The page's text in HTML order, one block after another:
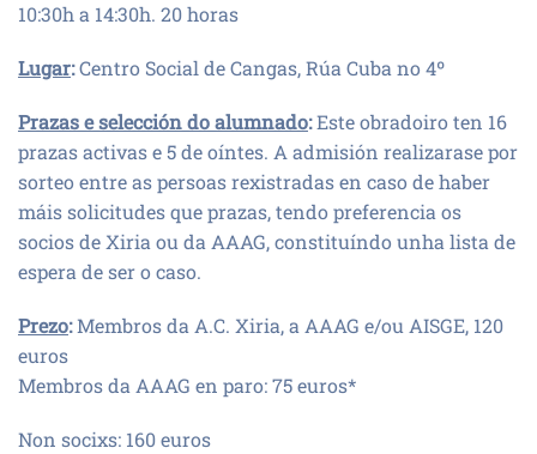
10:30h a 14:30h. 20 horas
Lugar:Centro Social de Cangas, Rúa Cuba no 4º
Prazas e selección do alumnado:Este obradoiro ten 16
prazas activas e 5 de oíntes. A admisión realizarase por
sorteo entre as persoas rexistradas en caso de haber
máis solicitudes que prazas, tendo preferencia os
socios de Xiria ou da AAAG, constituíndo unha lista de
espera de ser o caso.
Prezo:Membros da A.C. Xiria, a AAAG e/ou AISGE, 120
euros
Membros da AAAG en paro: 75 euros*
Non socixs: 160 euros